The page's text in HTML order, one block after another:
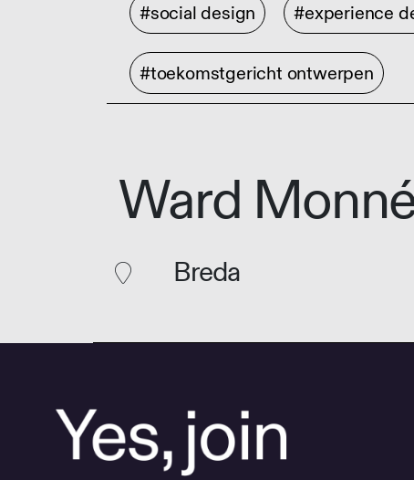
#social design #experience
#toekomstgericht ontwerpen
Ward
Breda